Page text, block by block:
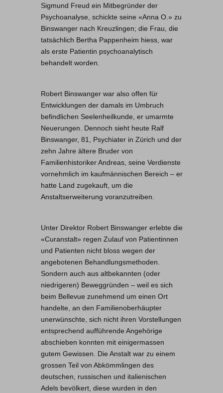
Sigmund Freud ein Mitbegründer der
Psychoanalyse, schickte seine «Anna O.» zu
Binswanger nach Kreuzlingen; die Frau, die
tatsächlich Bertha Pappenheim hiess, war
als erste Patientin psychoanalytisch
behandelt worden.
Robert Binswanger war also offen für
Entwicklungen der damals im Umbruch
befindlichen Seelenheilkunde, er umarmte
Neuerungen. Dennoch sieht heute Ralf
Binswanger, 81, Psychiater in Zürich und der
zehn Jahre ältere Bruder von
Familienhistoriker Andreas, seine Verdienste
vornehmlich im kaufmännischen Bereich – er
hatte Land zugekauft, um die
Anstaltserweiterung voranzutreiben.
Unter Direktor Robert Binswanger erlebte die
«Curanstalt» regen Zulauf von Patientinnen
und Patienten nicht bloss wegen der
angebotenen Behandlungsmethoden.
Sondern auch aus altbekannten (oder
niedrigeren) Beweggründen – weil es sich
beim Bellevue zunehmend um einen Ort
handelte, an den Familienoberhäupter
unerwünschte, sich nicht ihren Vorstellungen
entsprechend aufführende Angehörige
abschieben konnten mit einigermassen
gutem Gewissen. Die Anstalt war zu einem
grossen Teil von Abkömmlingen des
deutschen, russischen und italienischen
Adels bevölkert, diese wurden in den